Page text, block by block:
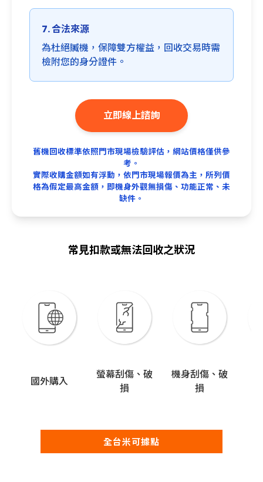
7. 合法來源
為杜絕贓機，保障雙方權益，回收交易時需
檢附您的身分證件。
立即線上諮詢
舊機回收標準依照門市現場檢驗評估，網站價格僅供參
考。
實際收購金額如有浮動，依門市現場報價為主，所列價
格為假定最高金額，即機身外觀無損傷、功能正常、未
缺件。
常見扣款或無法回收之狀況
國外購入
螢幕刮傷、破
損
機身刮傷、破
損
全台米可據點